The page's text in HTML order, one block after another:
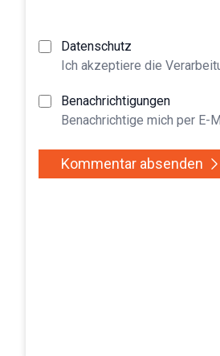
Datenschutz
Ich akzeptiere die
Benachrichtigungen
Benachrichtige mich per E-
Kommentar absenden